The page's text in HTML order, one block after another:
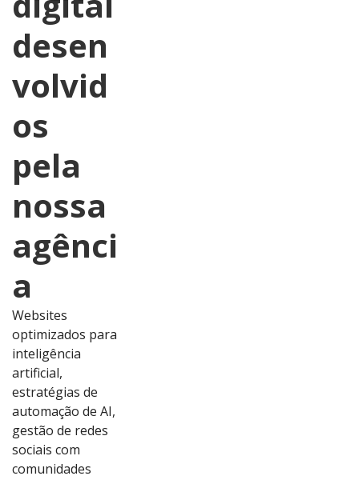
desen
volvid
os
pela
nossa
agênci
a
Websites
optimizados para
inteligência
artificial,
estratégias de
automação de AI,
gestão de redes
sociais com
comunidades